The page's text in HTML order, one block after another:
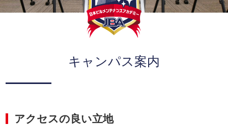
キャンパス案内
アクセスの良い立地